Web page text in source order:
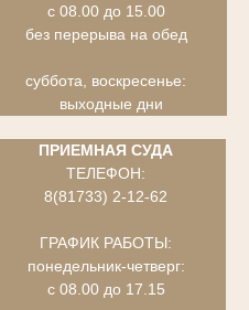
с 08.00 до 15.00
без перерыва на обед
суббота, воскресенье:
дни
СУДА
ТЕЛЕФОН:
8(81733) 2-12-62
ГРАФИК РАБОТЫ:
понедельник-четверг:
с 08.00 до 17.15